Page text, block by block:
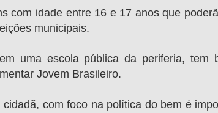
com idade entre 16 e 17 anos que
municipais.
uma escola pública da periferia, tem
Jovem Brasileiro.
cidadã, com foco na política do bem é